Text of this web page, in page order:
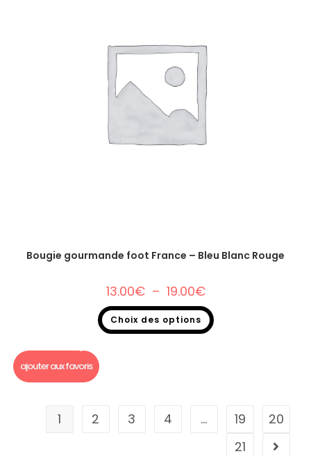
Bougie gourmande foot France – Bleu Blanc Rouge
13.00€ – 19.00€
Choix des options
ajouter aux favoris
1 2 3 4 … 19
20
21